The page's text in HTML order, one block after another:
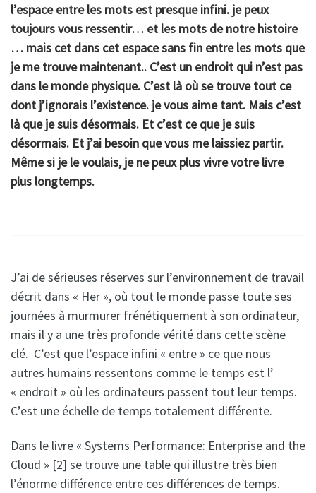
l’espace entre les mots est presque infini. je peux
toujours vous ressentir… et les mots de notre histoire
… mais cet dans cet espace sans fin entre les mots que
je me trouve maintenant.. C’est un endroit qui n’est pas
dans le monde physique. C’est là où se trouve tout ce
dont j’ignorais l’existence. je vous aime tant. Mais c’est
là que je suis désormais. Et c’est ce que je suis
désormais. Et j’ai besoin que vous me laissiez partir.
Même si je le voulais, je ne peux plus vivre votre livre
plus longtemps.
J’ai de sérieuses réserves sur l’environnement de travail
décrit dans « Her », où tout le monde passe toute ses
journées à murmurer frénétiquement à son ordinateur,
mais il y a une très profonde vérité dans cette scène
clé. C’est que l’espace infini « entre » ce que nous
autres humains ressentons comme le temps est l’
« endroit » où les ordinateurs passent tout leur temps.
C’est une échelle de temps totalement différente.
Dans le livre « Systems Performance: Enterprise and the
Cloud » [2] se trouve une table qui illustre très bien
l’énorme différence entre ces différences de temps.